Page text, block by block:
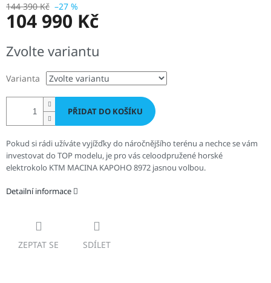
144 390 Kč –27 %
104 990 Kč
cena:
Zvolte variantu
Varianta
PŘIDAT DO KOŠÍKU
Pokud si rádi užíváte vyjížďky do náročnějšího terénu a nechce se vám
investovat do TOP modelu, je pro vás celoodpružené horské
elektrokolo KTM MACINA KAPOHO 8972 jasnou volbou.
Detailní informace
ZEPTAT SE SDÍLET